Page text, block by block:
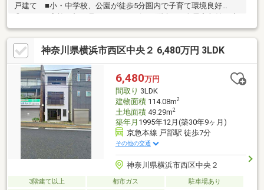
戸建て ■小・中学校、公園が徒歩5分圏内で子育て環境良好
屋裏収納付きで広々住空間 ■トイレは1階と3階にあり、朝の忙
しい時間帯も安心■安全で心地よい床暖房付き（リビング） ■浴
室乾燥機・追い焚き機能付で心地よいバスタイムを実現 ■後片
付けもラクラクな食器洗乾燥機付き ※自動車車庫等の部分約9.91
平米あり（建物面積に含みません） ◇ 住み替え相談会開催
◇ご自宅の売却から新居のご購入までをすべてサポート！
神奈川県横浜市西区中央２ 6,480万円 3LDK
6,480万円
間取り 3LDK
建物面積114.08m2
土地面積49.29m2
築年月 1995年12月(築30年9ヶ月)
京急本線 戸部駅 徒歩7分
その他の交通
神奈川県横浜市西区中央２
3階建て以上 都市ガス 駐車場あり